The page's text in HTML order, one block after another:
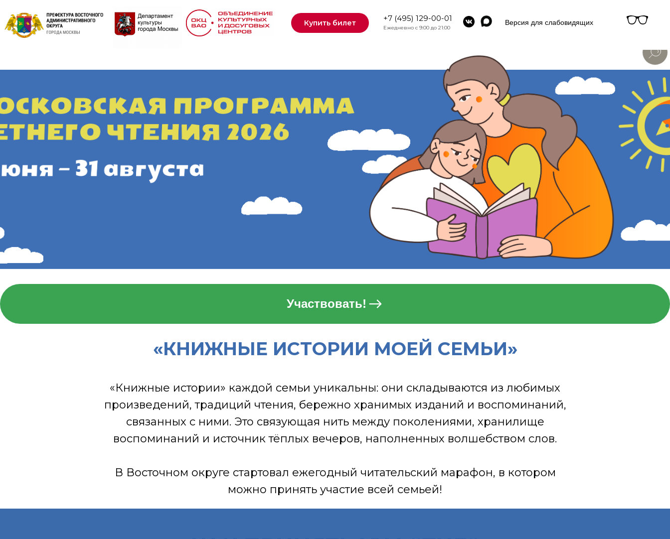
Версия для слабовидящих
Купить билет +7 (495) 129-00-01
Ежедневно с 9:00 до 21:00
Участвовать!
«КНИЖНЫЕ ИСТОРИИ МОЕЙ СЕМЬИ»
«Книжные истории» каждой семьи уникальны: они складываются из любимых
произведений, традиций чтения, бережно хранимых изданий и воспоминаний,
связанных с ними. Это связующая нить между поколениями, хранилище
воспоминаний и источник тёплых вечеров, наполненных волшебством слов.
В Восточном округе стартовал ежегодный читательский марафон, в котором
можно принять участие всей семьей!